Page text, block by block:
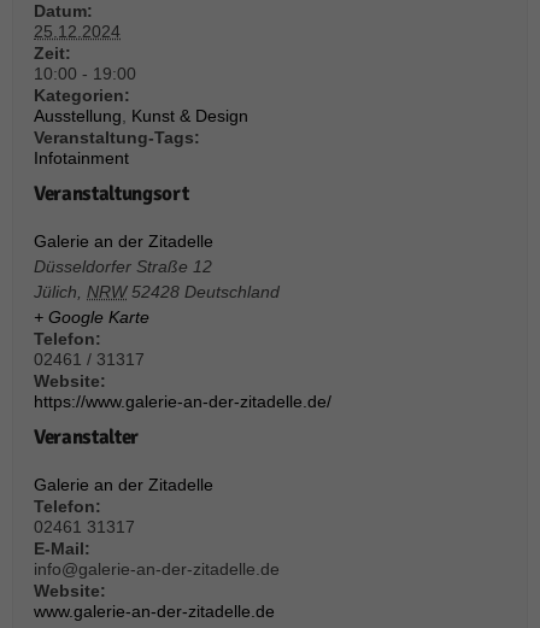
Datum:
25.12.2024
Zeit:
10:00 - 19:00
Kategorien:
Ausstellung, Kunst & Design
Veranstaltung-Tags:
Infotainment
Veranstaltungsort
Galerie an der Zitadelle
Düsseldorfer Straße 12
Jülich, NRW 52428 Deutschland
+ Google Karte
Telefon:
02461 / 31317
Website:
https://www.galerie-an-der-zitadelle.de/
Veranstalter
Galerie an der Zitadelle
Telefon:
02461 31317
E-Mail:
info@galerie-an-der-zitadelle.de
Website:
www.galerie-an-der-zitadelle.de
Externe Medien (6)
Inhalte von Videoplattformen und Social-Media-Plattformen werden
standardmäßig blockiert. Wenn Cookies von externen Medien akzeptiert
werden, bedarf der Zugriff auf diese Inhalte keiner manuellen Einwilligung
mehr.
powered by Borlabs Cookie